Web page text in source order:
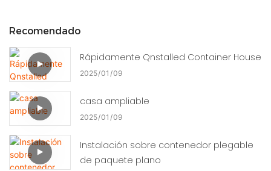
Recomendado
Rápidamente Qnstalled Container House
2025 01 09
casa ampliable
2025 01 09
Instalación sobre contenedor plegable
de paquete plano